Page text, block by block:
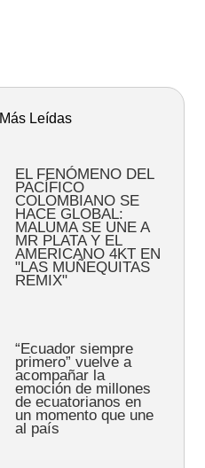
Más Leídas
EL FENÓMENO DEL
PACÍFICO
COLOMBIANO SE
HACE GLOBAL:
MALUMA SE UNE A
MR PLATA Y EL
AMERICANO 4KT EN
"LAS MUÑEQUITAS
REMIX"
“Ecuador siempre
primero” vuelve a
acompañar la
emoción de millones
de ecuatorianos en
un momento que une
al país